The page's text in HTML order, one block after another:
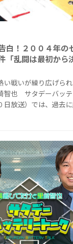
白！２００４年の
「乱闘は最初から
戦いが繰り広げられ
智也 サタデーバッテ
日放送）では、過去